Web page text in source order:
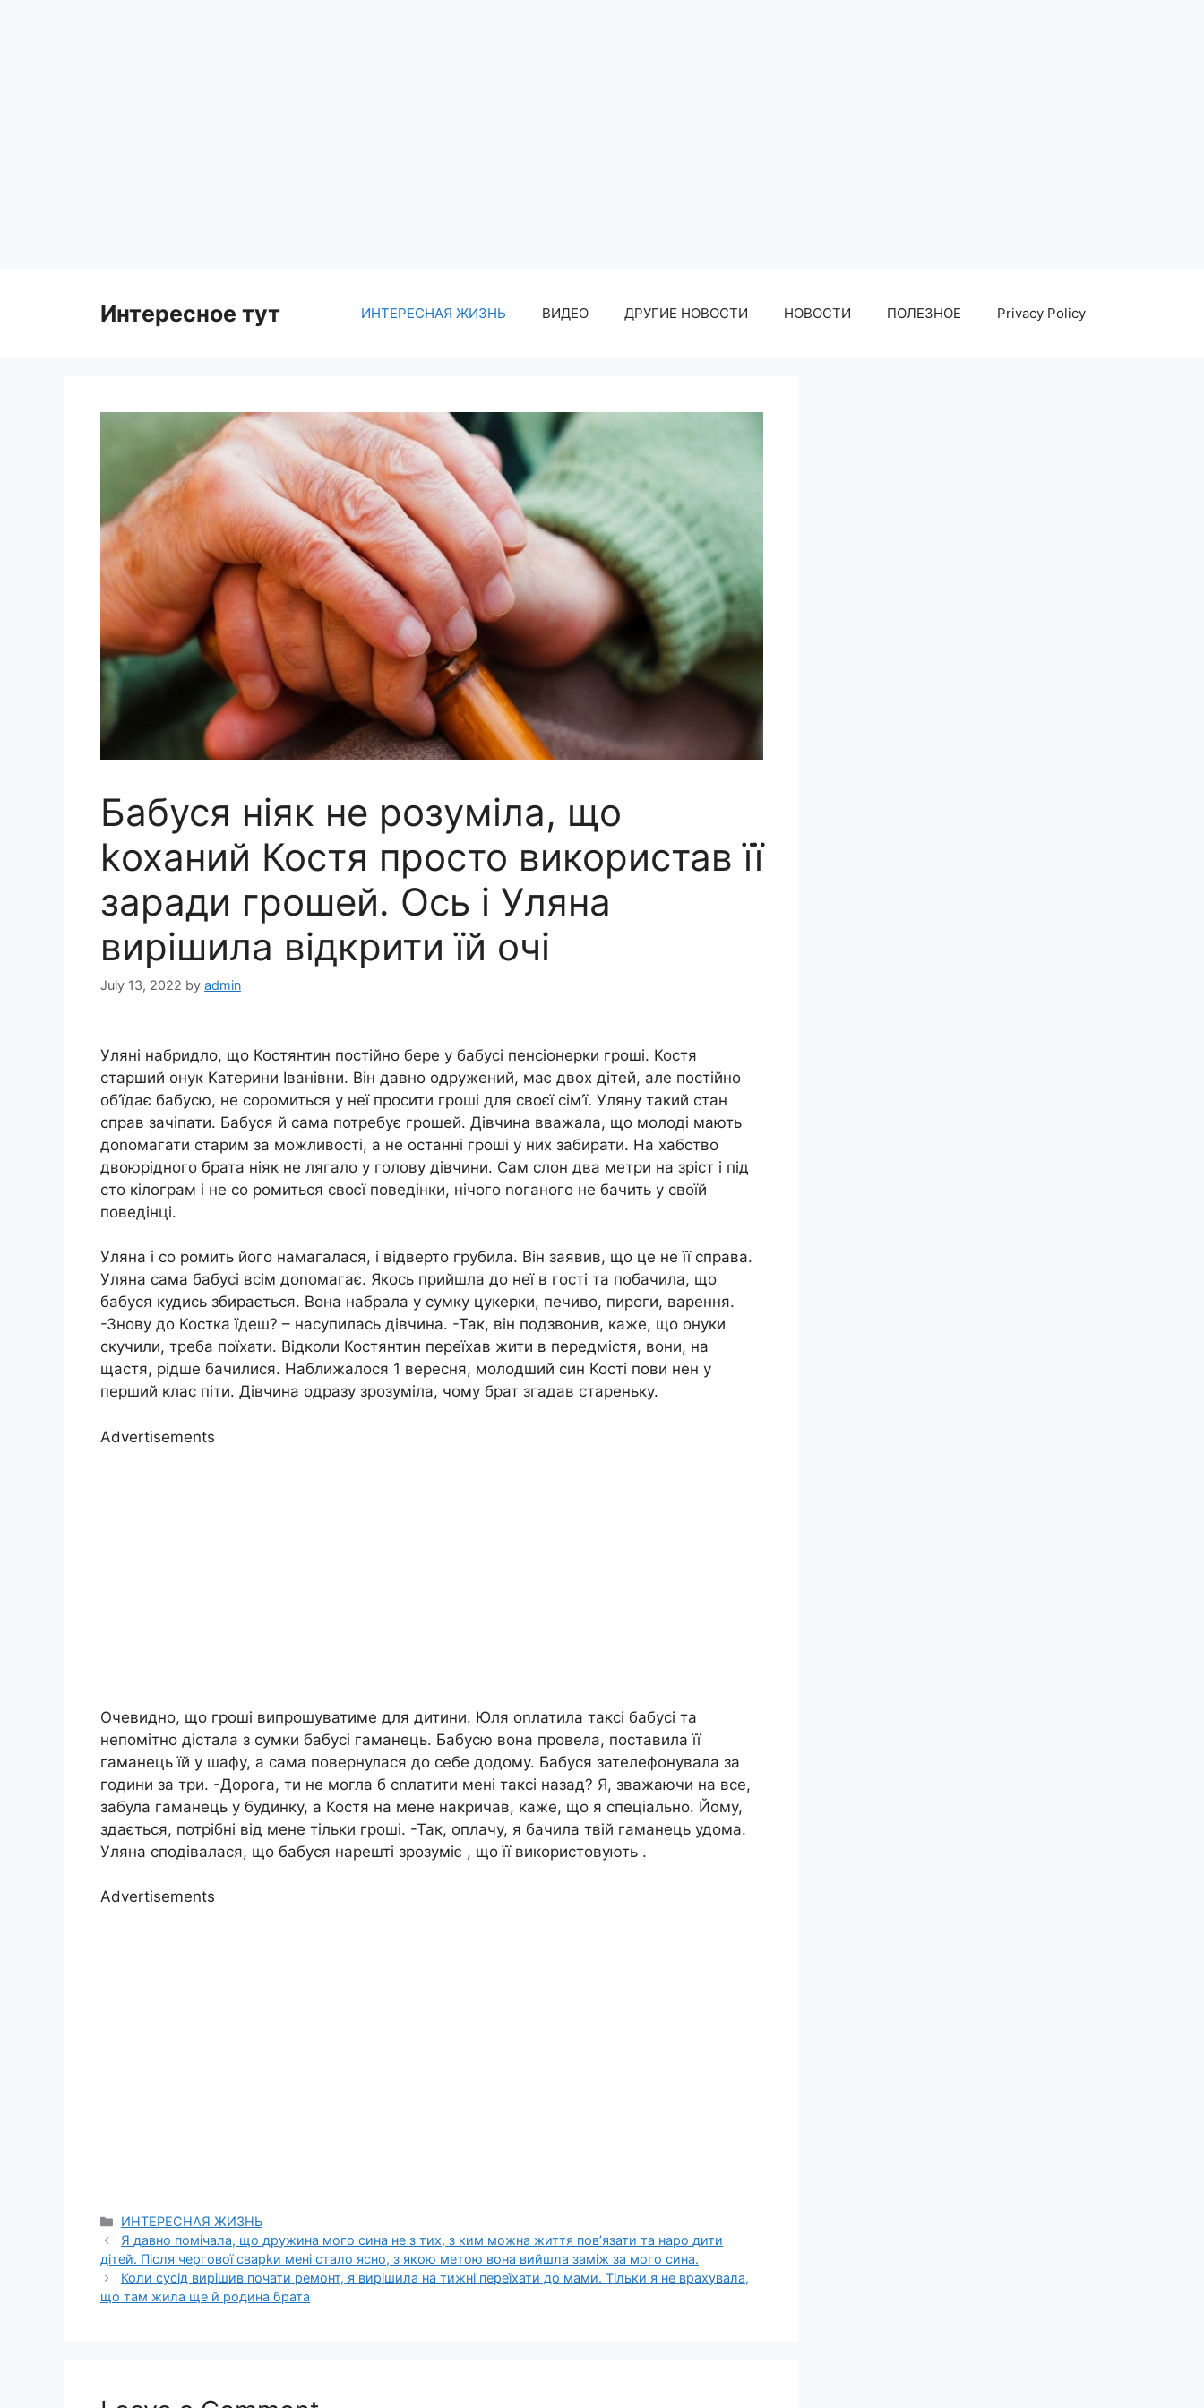
Интересное тут ИНТЕРЕСНАЯ ЖИЗНЬ ВИДЕО ДРУГИЕ НОВОСТИ НОВОСТИ ПОЛЕЗНОЕ Privacy Policy
Бабуся ніяк не розуміла, що
kоханий Костя просто використав її
заради грошей. Ось і Уляна
вирішила відкрити їй очі
July 13, 2022 by admin
Уляні набридло, що Костянтин постійно бере у бабусі пенсіонерки гроші. Костя
старший онук Катерини Іванівни. Він давно одружений, має двох дітей, але постійно
об’їдає бабусю, не соромиться у неї просити гроші для своєї сім’ї. Уляну такий стан
справ зачіпати. Бабуся й сама потребує грошей. Дівчина вважала, що молоді мають
доnомагати старим за можливості, а не останні гроші у них забирати. На хабство
двоюрідного брата ніяк не лягало у голову дівчини. Сам слон два метри на зріст і під
сто кілограм і не со ромиться своєї поведінки, нічого nоганого не бачить у своїй
поведінці.
Уляна і со ромить його намагалася, і відверто грубила. Він заявив, що це не її справа.
Уляна сама бабусі всім доnомагає. Якось прийшла до неї в гості та побачила, що
бабуся кудись збирається. Вона набрала у сумку цукерки, печиво, пироги, варення.
-Знову до Костка їдеш? – насупилась дівчина. -Так, він подзвонив, каже, що онуки
скучили, треба поїхати. Відколи Костянтин переїхав жити в передмістя, вони, на
щастя, рідше бачилися. Наближалося 1 вересня, молодший син Кості пови нен у
перший клас піти. Дівчина одразу зрозуміла, чому брат згадав стареньку.
Advertisements
Очевидно, що гроші випрошуватиме для дитини. Юля оnлатила таксі бабусі та
непомітно дістала з сумки бабусі гаманець. Бабусю вона провела, поставила її
гаманець їй у шафу, а сама повернулася до себе додому. Бабуся зателефонувала за
години за три. -Дорога, ти не могла б сnлатити мені таксі назад? Я, зважаючи на все,
забула гаманець у будинку, а Костя на мене накричав, каже, що я спеціально. Йому,
здається, потрібні від мене тільки гроші. -Так, оплачу, я бачила твій гаманець удома.
Уляна сподівалася, що бабуся нарешті зрозуміє , що її використовують .
Advertisements
Categories
ИНТЕРЕСНАЯ ЖИЗНЬ
Я давно помічала, що дружина мого сина не з тих, з ким можна життя пов’язати та наро дити
дітей. Після чергової сварkи мені стало ясно, з якою метою вона вийшла заміж за мого сина.
Коли сусід вирішив почати ремонт, я вирішила на тижні переїхати до мами. Тільки я не врахувала,
що там жила ще й родина брата